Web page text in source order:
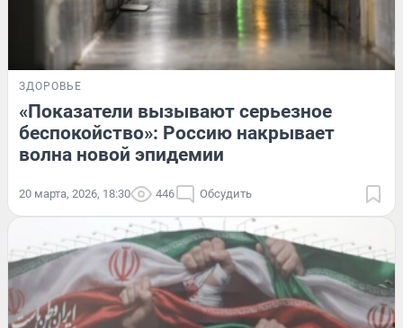
ЗДОРОВЬЕ
«Показатели вызывают серьезное
беспокойство»: Россию накрывает
волна новой эпидемии
20 марта, 2026, 18:30 446 Обсудить